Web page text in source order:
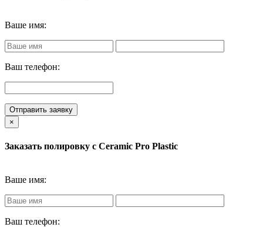
Ваше имя:
Ваш телефон:
Отправить заявку
×
Заказать полировку с Ceramic Pro Plastic
Ваше имя:
Ваш телефон: